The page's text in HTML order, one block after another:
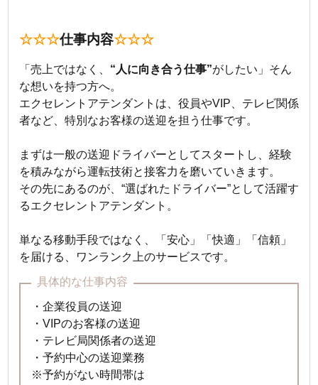
☆☆☆仕事内容☆☆☆
「売上ではなく、 “人に向き合う仕事”がしたい」そん
な想いを持つ方へ。
エクセレントアテンダントは、役員やVIP、テレビ関係
者など、特別なお客様の送迎を担う仕事です。
まずは一般の送迎ドライバーとしてスタートし、経験
を積みながら運転技術と接客力を磨いていきます。
その先にあるのが、“選ばれたドライバー”として活躍す
るエクセレントアテンダント。
単なる移動手段ではなく、「安心」「快適」「信頼」
を届ける、ワンランク上のサービスです。
具体的な仕事内容
・企業役員の送迎
・VIPのお客様の送迎
・テレビ局関係者の送迎
・予約中心の送迎業務
※予約がない時間帯は